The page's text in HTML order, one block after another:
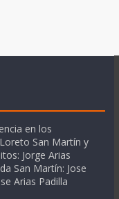
en los
San Martín y
Jorge Arias
San Martín: Jose
Arias Padilla